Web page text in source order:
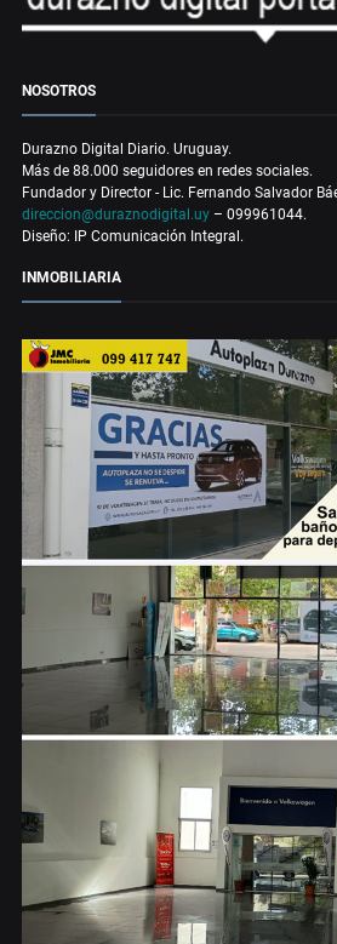
NOSOTROS
Durazno Digital Diario. Uruguay.
Más de 88.000 seguidores en redes sociales.
Fundador y Director - Lic. Fernando Salvador
direccion@duraznodigital.uy – 099961044.
Diseño: IP Comunicación Integral.
INMOBILIARIA